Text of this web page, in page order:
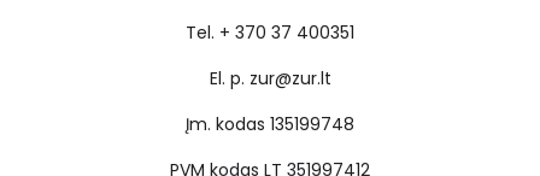
Tel. + 370 37 400351
El. p. zur@zur.lt
Įm. kodas 135199748
PVM kodas LT 351997412